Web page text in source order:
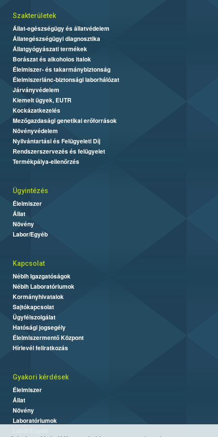
Szakterületek
Állat-egészségügy és állatvédelem
Állategészségügyi diagnosztika
Állatgyógyászati termékek
Borászat és alkoholos italok
Élelmiszer- és takarmánybiztonság
Élelmiszerlánc-biztonsági laborhálózat
Járványvédelem
Kiemelt ügyek, EUTR
Kockázatkezelés
Mezőgazdasági genetikai erőforrások
Növényvédelem
Nyilvántartási és Felügyeleti Díj
Rendszerszervezés és felügyelet
Termékpálya-ellenőrzés
Ügyintézés
Élelmiszer
Állat
Növény
Labor/Egyéb
Kapcsolat
Nébih Igazgatóságok
Nébih Laboratóriumok
Kormányhivatalok
Sajtókapcsolat
Ügyfélszolgálat
Hatósági jogsegély
Élelmiszermentő Központ
Hírlevél feliratkozás
Gyakori kérdések
Élelmiszer
Állat
Növény
Laboratóriumok